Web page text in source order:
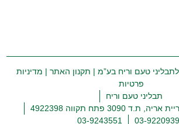
טעם וריח בע”מ | תקנון האתר | מדיניות
פרטיות
תבליני טעם וריח
03-9220939
03-9243551